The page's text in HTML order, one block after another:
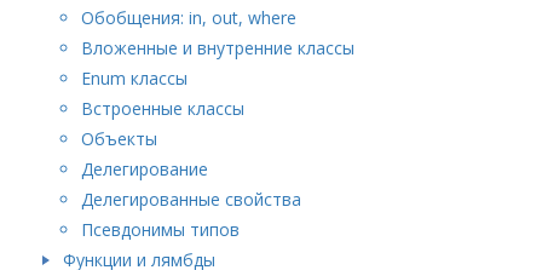
Обобщения: in, out, where
Вложенные и внутренние классы
Enum классы
Встроенные классы
Объекты
Делегирование
Делегированные свойства
Псевдонимы типов
Функции и лямбды